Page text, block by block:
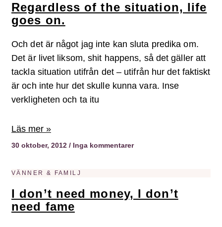
Regardless of the situation, life
goes on.
Och det är något jag inte kan sluta predika om.
Det är livet liksom, shit happens, så det gäller att
tackla situation utifrån det – utifrån hur det faktiskt
är och inte hur det skulle kunna vara. Inse
verkligheten och ta itu
Läs mer »
30 oktober, 2012 Inga kommentarer
VÄNNER & FAMILJ
I don’t need money, I don’t
need fame